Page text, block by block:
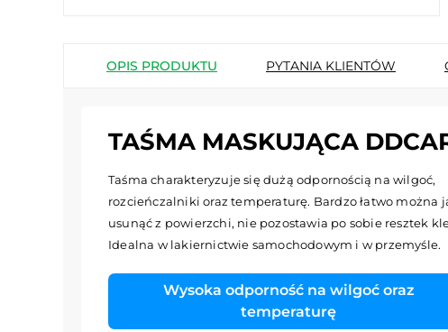
OPIS PRODUKTU PYTANIA KLIENTÓW
TAŚMA MASKUJĄCA
Taśma charakteryzuje się dużą odpornością na wilgoć,
rozcieńczalniki oraz temperaturę. Bardzo łatwo można
usunąć z powierzchi, nie pozostawia po sobie resztek
Idealna w lakiernictwie samochodowym i w przemyśle.
Wysoka odporność na wilgoć oraz
temperaturę